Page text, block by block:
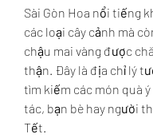
Sài Gòn Hoa nổi tiếng
các loại cây cảnh mà
chậu mai vàng được
thận. Đây là địa chỉ lý
tìm kiếm các món quà
tác, bạn bè hay người
Tết.